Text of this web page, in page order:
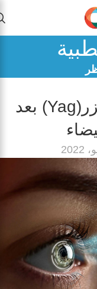
مسح عدسة العين بالليزر(Yag) بعد